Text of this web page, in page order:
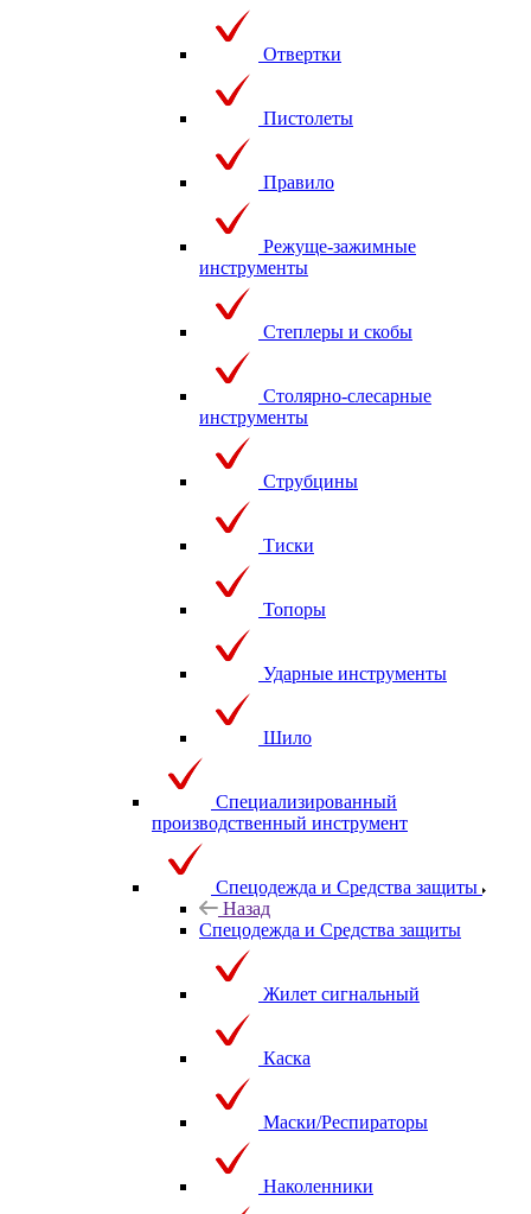
Отвертки
Пистолеты
Правило
Режуще-зажимные
инструменты
Степлеры и скобы
Столярно-слесарные
инструменты
Струбцины
Тиски
Топоры
Ударные инструменты
Шило
Специализированный
производственный инструмент
Спецодежда и Средства защиты
Назад
Спецодежда и Средства защиты
Жилет сигнальный
Каска
Маски/Респираторы
Наколенники